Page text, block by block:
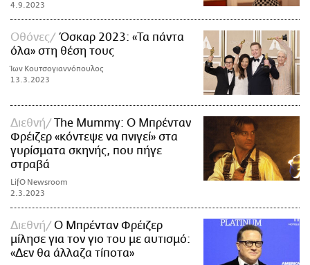
4.9.2023
Οθόνες
Όσκαρ 2023: «Τα πάντα
όλα» στη θέση τους
Ίων Κουτσογιαννόπουλος
13.3.2023
Διεθνή
The Mummy: Ο Μπρένταν
Φρέιζερ «κόντεψε να πνιγεί» στα
γυρίσματα σκηνής, που πήγε
στραβά
LifO Newsroom
2.3.2023
Διεθνή
Ο Μπρένταν Φρέιζερ
μίλησε για τον γιο του με αυτισμό:
«Δεν θα άλλαζα τίποτα»